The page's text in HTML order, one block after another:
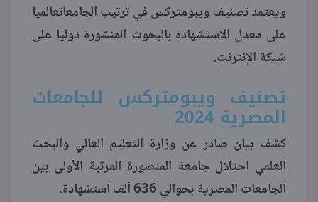
ملفات
ويعتمد تصنيف ويبومتركس في ترتيب الجامعاتعالميا
على معدل الاستشهادة بالبحوث المنشورة دوليا على
شبكة الإنترنت.
تصنيف ويبومتركس للجامعات
المصرية 2024
كشف بيان صادر عن وزارة التعليم العالي والبحث
العلمي احتلال جامعة المنصورة المرتبة الأولى بين
الجامعات المصرية بحوالي 636 ألف استشهادة.